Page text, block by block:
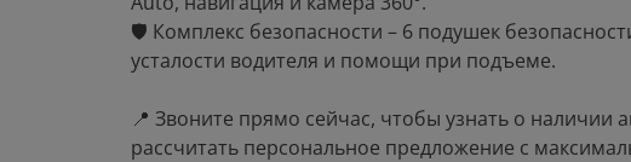
🛡 Комплекс безопасности – 6 подушек
усталости водителя и помощи при подъеме.
📍 Звоните прямо сейчас, чтобы узнать о наличии
рассчитать персональное предложение с